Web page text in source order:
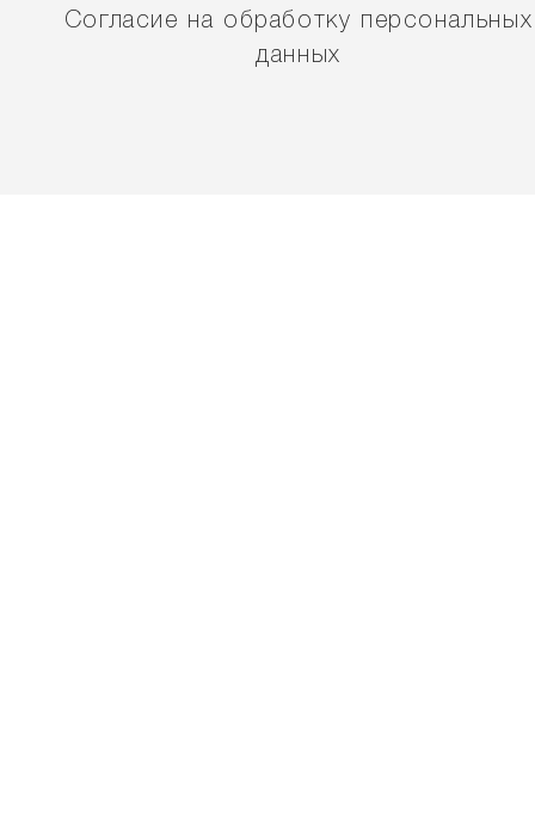
Согласие на обработку персональных
данных